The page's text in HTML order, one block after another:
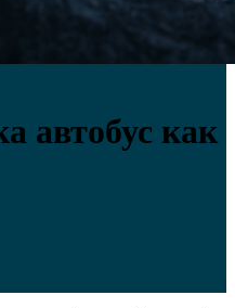
автобус как